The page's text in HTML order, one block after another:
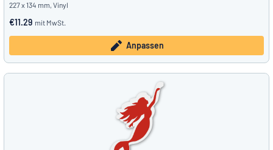
227 x 134 mm, Vinyl
€11.29 mit MwSt.
Anpassen